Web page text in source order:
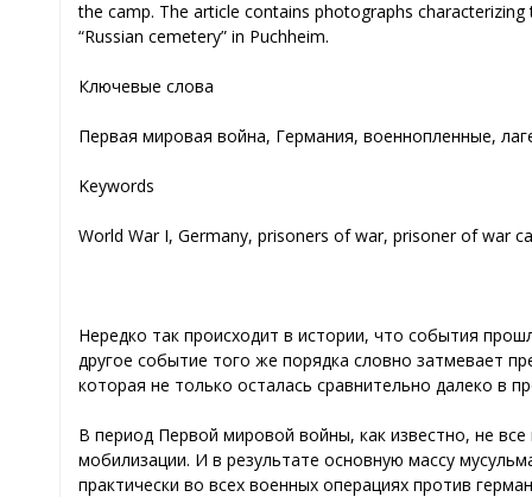
the camp. The article contains photographs
“Russian cemetery” in Puchheim.
Ключевые слова
Первая мировая война, Германия, военнопленные,
Keywords
World War I, Germany, prisoners of war, prisoner of war
Нередко так происходит в истории, что события
другое событие того же порядка словно затмевает
которая не только осталась сравнительно далеко в
В период Первой мировой войны, как известно, не
мобилизации. И в результате основную массу
практически во всех военных операциях против